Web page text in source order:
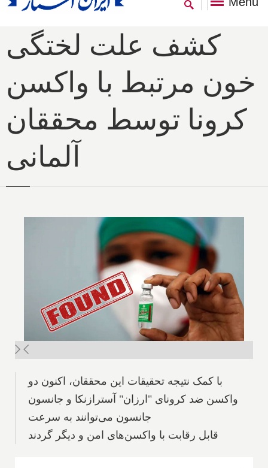
کشف علت لختگی
خون مرتبط با واکسن
کرونا توسط محققان
آلمانی
با کمک نتیجه تحقیقات این محققان، اکنون دو
واکسن ضد کرونای "ارزان" آسترازنکا و جانسون
جانسون می‌توانند به سرعت
قابل رقابت با واکسن‌های امن و دیگر گردند